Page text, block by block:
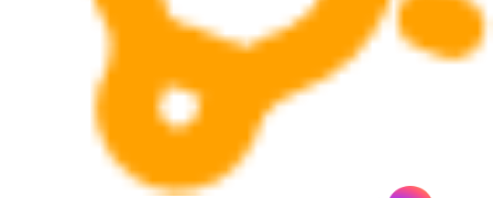
Laptop HP OMEN 16-b0123TX 4Y0W6PA
CPU Intel Core i7-11800H (24MB, up to 4.60GHz)
RAM 32GB DDR4 3200MHz
Ổ cứng: SSD 512GB PCIe NVMe M.2 + 512GB PCIe